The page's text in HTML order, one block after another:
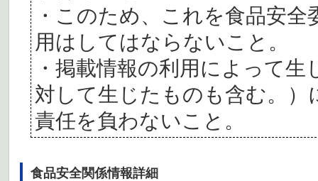
・このため、これを食品安
用はしてはならないこと。
・掲載情報の利用によって
対して生じたものも含む。
責任を負わないこと。
食品安全関係情報詳細